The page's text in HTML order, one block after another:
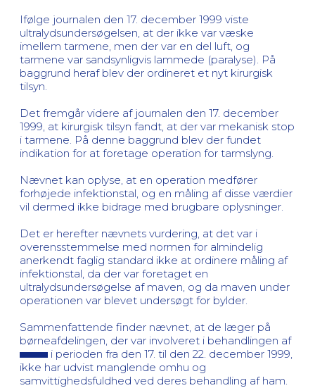
Ifølge journalen den 17. december 1999 viste
ultralydsundersøgelsen, at der ikke var væske
imellem tarmene, men der var en del luft, og
tarmene var sandsynligvis lammede (paralyse). På
baggrund heraf blev der ordineret et nyt kirurgisk
tilsyn.
Det fremgår videre af journalen den 17. december
1999, at kirurgisk tilsyn fandt, at der var mekanisk stop
i tarmene. På denne baggrund blev der fundet
indikation for at foretage operation for tarmslyng.
Nævnet kan oplyse, at en operation medfører
forhøjede infektionstal, og en måling af disse værdier
vil dermed ikke bidrage med brugbare oplysninger.
Det er herefter nævnets vurdering, at det var i
overensstemmelse med normen for almindelig
anerkendt faglig standard ikke at ordinere måling af
infektionstal, da der var foretaget en
ultralydsundersøgelse af maven, og da maven under
operationen var blevet undersøgt for bylder.
Sammenfattende finder nævnet, at de læger på
børneafdelingen, der var involveret i behandlingen af
i perioden fra den 17. til den 22. december 1999,
ikke har udvist manglende omhu og
samvittighedsfuldhed ved deres behandling af ham.